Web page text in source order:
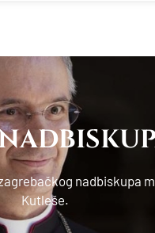
nadbiskupa
Kutleše.